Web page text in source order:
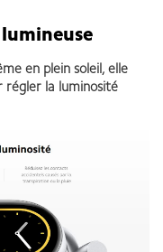
lumineuse
en plein soleil, elle
régler la luminosité